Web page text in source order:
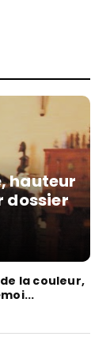
hauteur
dossier
la couleur,